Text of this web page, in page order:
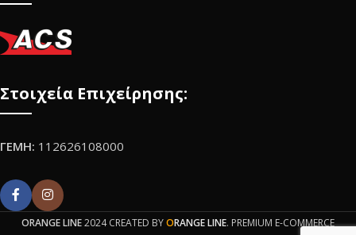
Στοιχεία Επιχείρησης:
ΓΕΜΗ: 112626108000
ORANGE LINE2024 CREATED BYORANGE LINE. PREMIUM E-COMMERCE